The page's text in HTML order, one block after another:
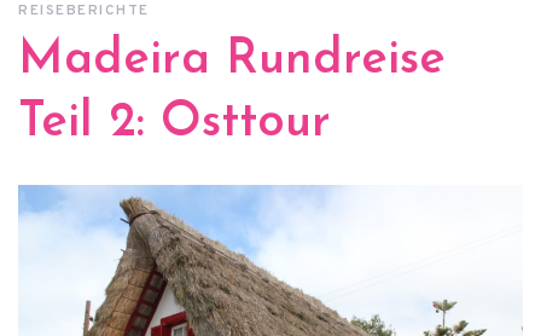
REISEBERICHTE
Madeira Rundreise
Teil 2: Osttour